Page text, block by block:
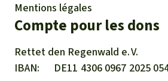
Mentions légales
Compte pour les dons
Rettet den Regenwald e. V.
IBAN
DE11 4306 0967 2025